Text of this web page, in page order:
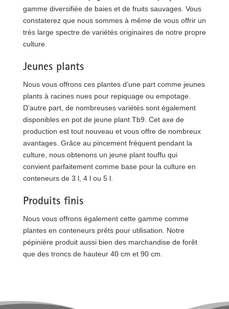
gamme diversifiée de baies et de fruits sauvages. Vous
constaterez que nous sommes à même de vous offrir un
très large spectre de variétés originaires de notre propre
culture.
Jeunes plants
Nous vous offrons ces plantes d’une part comme jeunes
plants à racines nues pour repiquage ou empotage.
D’autre part, de nombreuses variétés sont également
disponibles en pot de jeune plant Tb9. Cet axe de
production est tout nouveau et vous offre de nombreux
avantages. Grâce au pincement fréquent pendant la
culture, nous obtenons un jeune plant touffu qui
convient parfaitement comme base pour la culture en
conteneurs de 3 l, 4 l ou 5 l.
Produits finis
Nous vous offrons également cette gamme comme
plantes en conteneurs prêts pour utilisation. Notre
pépinière produit aussi bien des marchandise de forêt
que des troncs de hauteur 40 cm et 90 cm.